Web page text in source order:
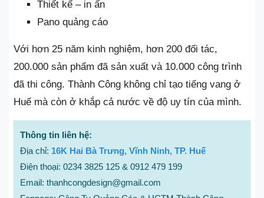
Thiết kế – in ấn
Pano quảng cáo
Với hơn 25 năm kinh nghiệm, hơn 200 đối tác,
200.000 sản phẩm đã sản xuất và 10.000 công trình
đã thi công. Thành Công không chỉ tạo tiếng vang ở
Huế mà còn ở khắp cả nước về độ uy tín của mình.
Thông tin liên hệ:
Địa chỉ: 16K Hai Bà Trưng, Vĩnh Ninh, TP. Huế
Điện thoại: 0234 3825 125 & 0912 479 199
Email: thanhcongdesign@gmail.com